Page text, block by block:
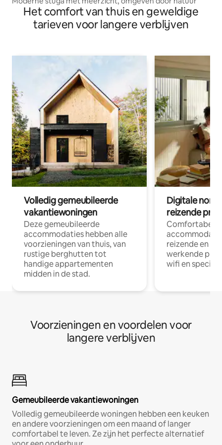
Het comfort van thuis en geweldige
tarieven voor langere verblijven
Volledig gemeubileerde
vakantiewoningen
Deze gemeubileerde
accommodaties hebben alle
voorzieningen van thuis, van
rustige berghutten tot
handige appartementen
midden in de stad.
Digitale
reizende
Comfortabele
reizende en
werkende
wifi en
Voorzieningen en voordelen voor
langere verblijven
Gemeubileerde vakantiewoningen
Volledig gemeubileerde woningen hebben een keuken
en andere voorzieningen om een maand of langer
comfortabel te leven. Ze zijn het perfecte alternatief